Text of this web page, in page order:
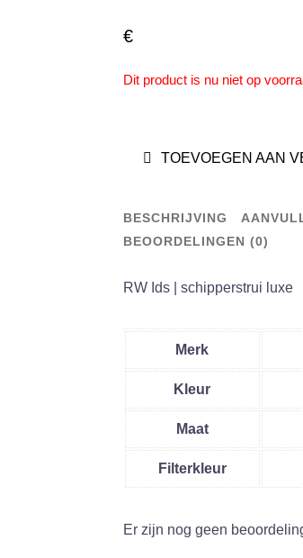
€
Dit product is nu niet op
TOEVOEGEN AAN
BESCHRIJVING
BEOORDELINGEN (0)
RW Ids | schipperstrui luxe
Merk
Kleur
Maat
Filterkleur
Er zijn nog geen